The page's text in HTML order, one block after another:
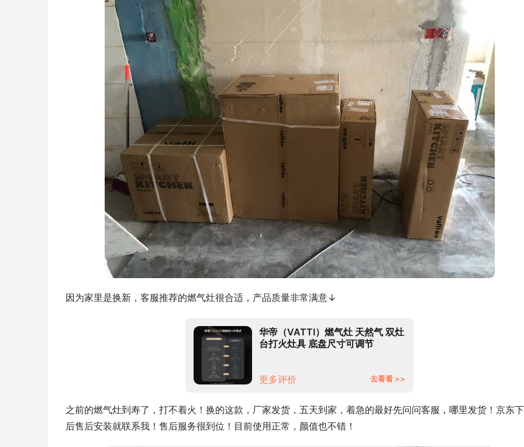
因为家里是换新，客服推荐的燃气灶很合适，产品质量非常满意↓
华帝（VATTI）燃气灶 天然气 双灶
台打火灶具 底盘尺寸可调节
更多评价 去看看 >>
之前的燃气灶到寿了，打不着火！换的这款，厂家发货，五天到家，着急的最好先问问客服，哪里发货！京东
后售后安装就联系我！售后服务很到位！目前使用正常，颜值也不错！